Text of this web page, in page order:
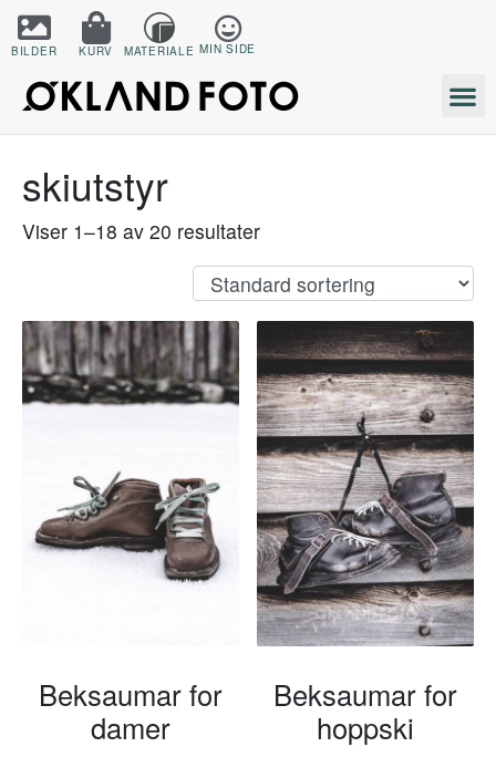
BILDER KURV MATERIALE MIN SIDE
skiutstyr
Viser 1–18 av 20 resultater
Beksaumar for
damer
Beksaumar for
hoppski